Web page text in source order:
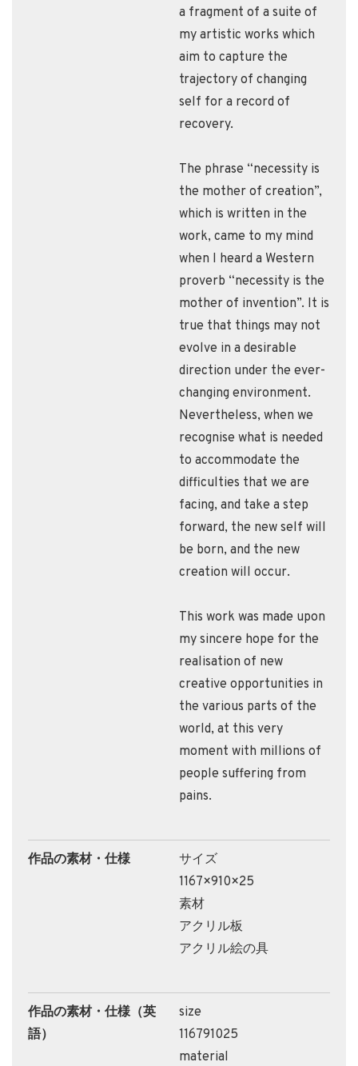
a fragment of a suite of
my artistic works which
aim to capture the
trajectory of changing
self for a record of
recovery.
The phrase “necessity is
the mother of creation”,
which is written in the
work, came to my mind
when I heard a Western
proverb “necessity is the
mother of invention”. It is
true that things may not
evolve in a desirable
direction under the ever-
changing environment.
Nevertheless, when we
recognise what is needed
to accommodate the
difficulties that we are
facing, and take a step
forward, the new self will
be born, and the new
creation will occur.
This work was made upon
my sincere hope for the
realisation of new
creative opportunities in
the various parts of the
world, at this very
moment with millions of
people suffering from
pains.
作品の素材・仕様
サイズ
1167×910×25
素材
アクリル板
アクリル絵の具
作品の素材・仕様（英
語）
size
116791025
material